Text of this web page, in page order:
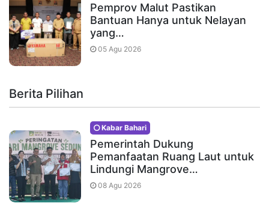
Pemprov Malut Pastikan
Bantuan Hanya untuk Nelayan
yang…
05 Agu 2026
Berita Pilihan
Kabar Bahari
Pemerintah Dukung
Pemanfaatan Ruang Laut untuk
Lindungi Mangrove…
08 Agu 2026